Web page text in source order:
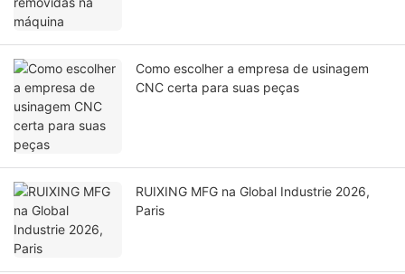
Como escolher a empresa de usinagem
CNC certa para suas peças
RUIXING MFG na Global Industrie 2026,
Paris